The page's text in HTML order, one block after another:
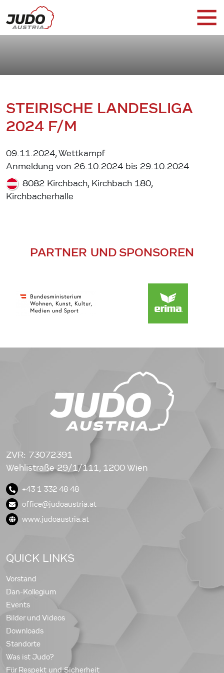
STEIRISCHE LANDESLIGA
2024 F/M
09.11.2024, Wettkampf
Anmeldung von 26.10.2024 bis 29.10.2024
8082 Kirchbach, Kirchbach 180,
Kirchbacherhalle
PARTNER UND SPONSOREN
ZVR: 73072391
Wehlistraße 29/1/111, 1200 Wien
+43 1 332 48 48
office@judoaustria.at
www.judoaustria.at
QUICK LINKS
Vorstand
Dan-Kollegium
Events
Bilder und Videos
Downloads
Standorte
Was ist Judo?
Für Respekt und Sicherheit